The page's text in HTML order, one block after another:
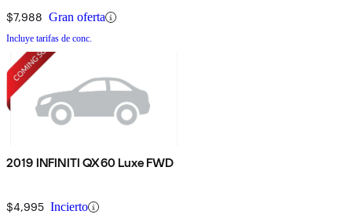
$7,988 Gran oferta
Incluye tarifas de conc.
2019 INFINITI QX60 Luxe FWD
$4,995 Incierto